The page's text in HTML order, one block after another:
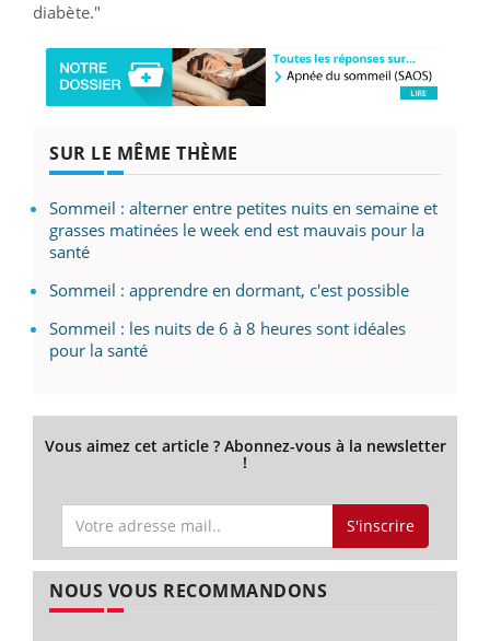
diabète."
SUR LE MÊME THÈME
Sommeil : alterner entre petites nuits en semaine et
grasses matinées le week end est mauvais pour la
santé
Sommeil : apprendre en dormant, c'est possible
Sommeil : les nuits de 6 à 8 heures sont idéales
pour la santé
Vous aimez cet article ? Abonnez-vous à la newsletter
!
S'inscrire
NOUS VOUS RECOMMANDONS